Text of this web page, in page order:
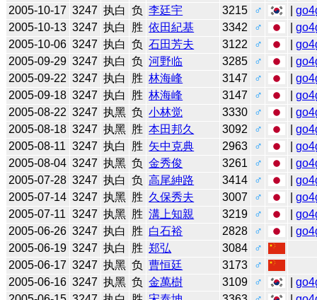
2005-10-17 3247 执白 负 李廷宇 3215 ♂ |
2005-10-13 3247 执白 胜 依田紀基 3342 ♂ |
2005-10-06 3247 执白 负 石田芳夫 3122 ♂ |
2005-09-29 3247 执白 负 河野临 3285 ♂ |
2005-09-22 3247 执白 胜 林海峰 3147 ♂ |
2005-09-18 3247 执白 胜 林海峰 3147 ♂ |
2005-08-22 3247 执黑 负 小林觉 3330 ♂ |
2005-08-18 3247 执黑 胜 本田邦久 3092 ♂ |
2005-08-11 3247 执白 胜 矢中克典 2963 ♂ |
2005-08-04 3247 执黑 负 金秀俊 3261 ♂ |
2005-07-28 3247 执白 负 高尾紳路 3414 ♂ |
2005-07-14 3247 执黑 胜 久保秀夫 3007 ♂ |
2005-07-11 3247 执黑 胜 溝上知親 3219 ♂ |
2005-06-26 3247 执白 胜 白石裕 2828 ♂ |
2005-06-19 3247 执白 胜 郑弘 3084
♂
2005-06-17 3247 执黑 负 曹恒廷 3173
♂
2005-06-16 3247 执黑 负 金萬樹 3109 ♂ |